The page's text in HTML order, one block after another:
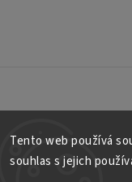
Tento web používá
souhlas s jejich